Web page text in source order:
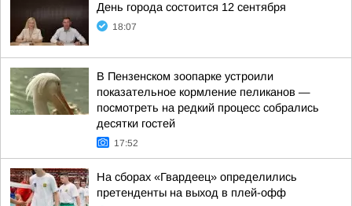
День города состоится 12 сентября
18:07
В Пензенском зоопарке устроили
показательное кормление пеликанов —
посмотреть на редкий процесс собрались
десятки гостей
17:52
На сборах «Гвардеец» определились
претенденты на выход в плей-офф